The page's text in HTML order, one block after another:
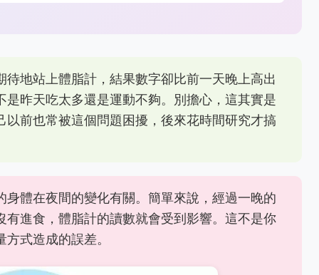
地站上體脂計，結果數字卻比前一天晚上高出
昨天吃太多還是運動不夠。別擔心，這其實是
前也常被這個問題困擾，後來花時間研究才搞
體在夜間的變化有關。簡單來說，經過一晚的
進食，體脂計的讀數就會受到影響。這不是你
式造成的誤差。